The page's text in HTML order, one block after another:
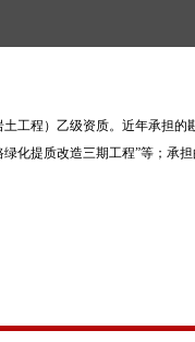
工程）乙级资质。近年承担的
化提质改造三期工程”等；承